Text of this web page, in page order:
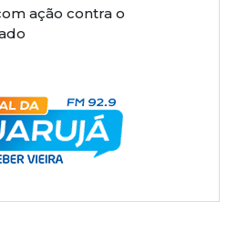
ação contra o